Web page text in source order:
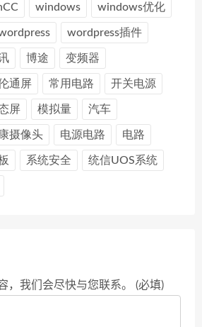
windows windows优化
wordpress插件
博途 变频器
通屏 常用电路 开关电源
屏 模拟量 汽车
摄像头 电源电路 电路
系统安全 统信UOS系统
，我们会尽快与您联系。 (必填)